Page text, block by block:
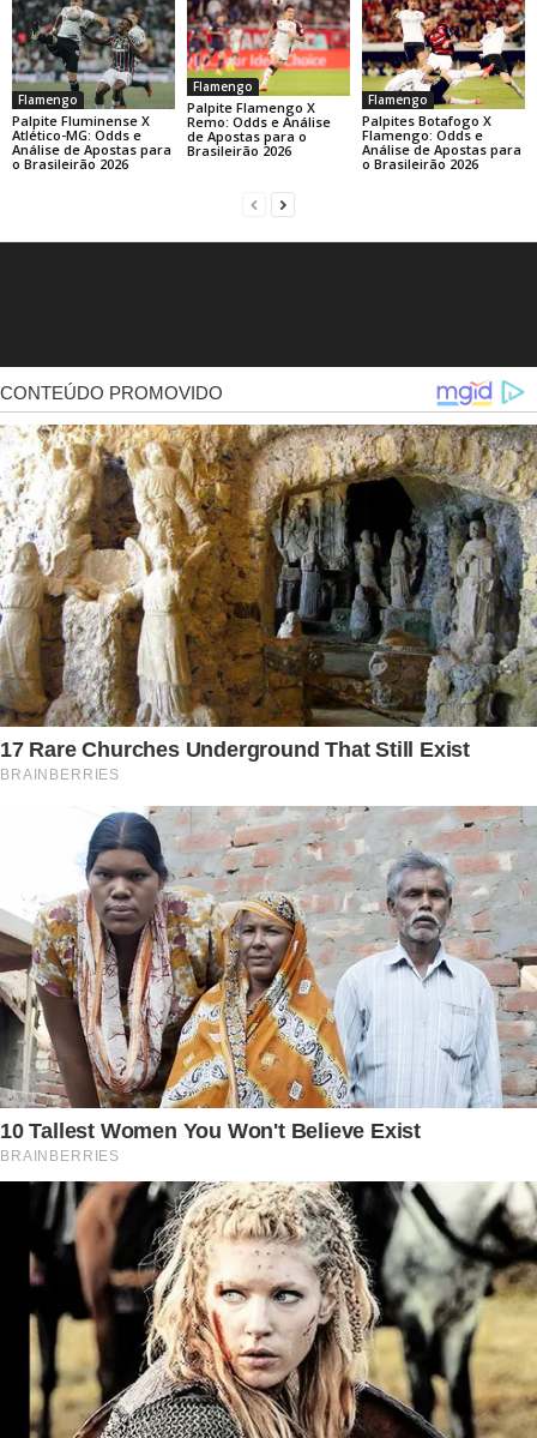
Flamengo
Palpite Fluminense X
Atlético-MG: Odds e
Análise de Apostas para
o Brasileirão 2026
Flamengo
Palpite Flamengo X
Remo: Odds e Análise
de Apostas para o
Brasileirão 2026
Flamengo
Palpites Botafogo X
Flamengo: Odds e
Análise de Apostas para
o Brasileirão 2026